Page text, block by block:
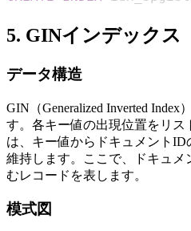
5. GINインデックス
データ構造
GIN（Generalized Inverted
す。各キー値の出現位置をリス
は、キー値からドキュメント
維持します。ここで、ドキュ
むレコードを表します。
模式図